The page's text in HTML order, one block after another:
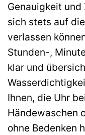
Genauigkeit
sich stets auf
verlassen
Stunden-,
klar und
Ihnen, die Uhr
Händewaschen
ohne Bedenken